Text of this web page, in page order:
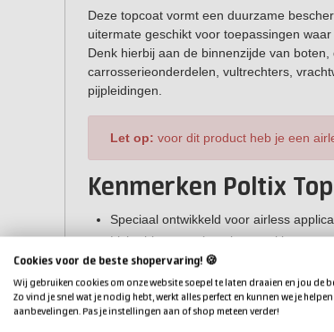
Deze topcoat vormt een duurzame
uitermate geschikt voor toepassingen
Denk hierbij aan de binnenzijde van boten,
carrosserieonderdelen, vultrechters,
pijpleidingen.
Let op: voor dit product heb je een
Kenmerken Poltix
Speciaal ontwikkeld voor airless
Licht thixotroop (voorkomt zakkers op
Snelle doorharding.
Goede dekking en vullend vermogen.
Droogt kleefvrij op.
Cookies voor de beste shopervaring! 🍪
Wij gebruiken cookies om onze website soepel te laten draaien en jou de
Zo vind je snel wat je nodig hebt, werkt alles perfect en kunnen we je
aanbevelingen. Pas je instellingen aan of shop meteen verder!